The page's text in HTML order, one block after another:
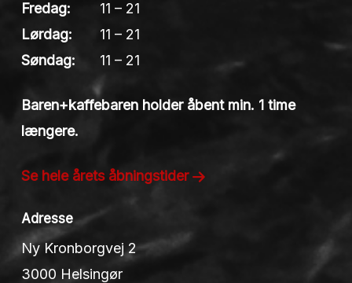
Fredag:
11 – 21
Lørdag:
11 – 21
Søndag:
11 – 21
Baren+kaffebaren holder åbent min. 1 time
længere.
Se hele årets åbningstider
Adresse
Ny Kronborgvej 2
3000 Helsingør